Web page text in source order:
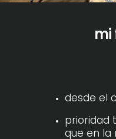
mi
desde el
prioridad
que en la